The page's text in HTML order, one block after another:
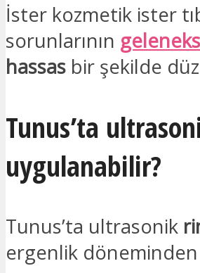
İster kozmetik ister
sorunlarının
hassas bir şekilde
Tunus’ta
uygulanabilir?
Tunus’ta ultrasonik
ergenlik